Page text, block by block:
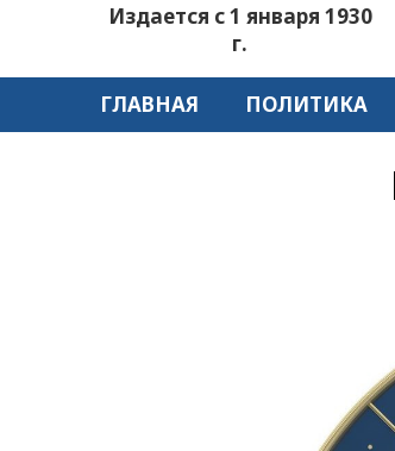
Издается с 1 января 1930
г.
ГЛАВНАЯ ПОЛИТИКА